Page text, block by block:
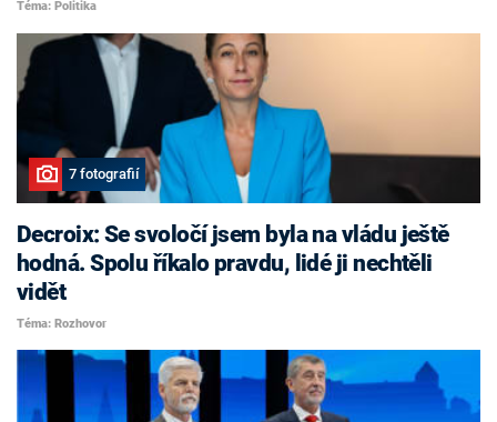
Téma: Politika
7 fotografií
Decroix: Se svoločí jsem byla na vládu ještě
hodná. Spolu říkalo pravdu, lidé ji nechtěli
vidět
Téma: Rozhovor